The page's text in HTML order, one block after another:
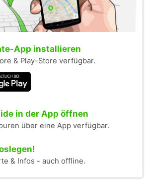
App installieren
& Play-Store verfügbar.
in der App öffnen
über eine App verfügbar.
& Infos - auch offline.